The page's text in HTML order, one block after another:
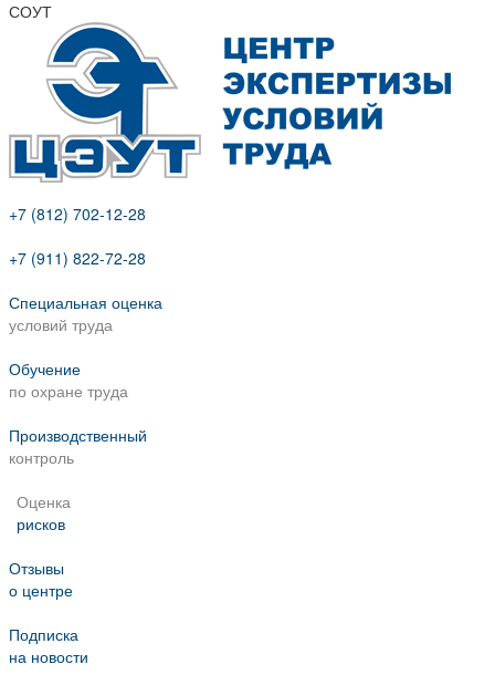
СОУТ
+7 (812) 702-12-28
+7 (911) 822-72-28
Специальная оценка
условий труда
Обучение
по охране труда
Производственный
контроль
Оценка
рисков
Отзывы
о центре
Подписка
на новости